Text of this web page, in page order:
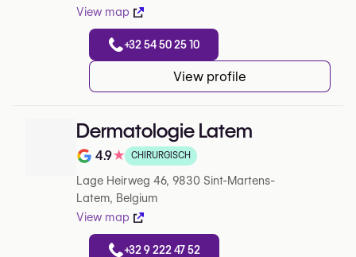
View map
+32 54 50 25 10
View profile
Dermatologie Latem
Note de 4.9 sur 5 sur Google
4.9★ CHIRURGISCH
Lage Heirweg 46, 9830 Sint-Martens-
Latem, Belgium
View map
+32 9 222 47 52